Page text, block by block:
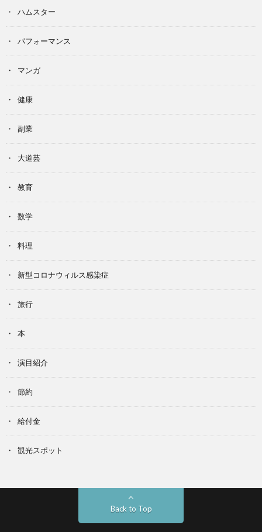
ハムスター
パフォーマンス
マンガ
健康
副業
大道芸
教育
数学
料理
新型コロナウィルス感染症
旅行
本
演目紹介
節約
給付金
観光スポット
Back to Top